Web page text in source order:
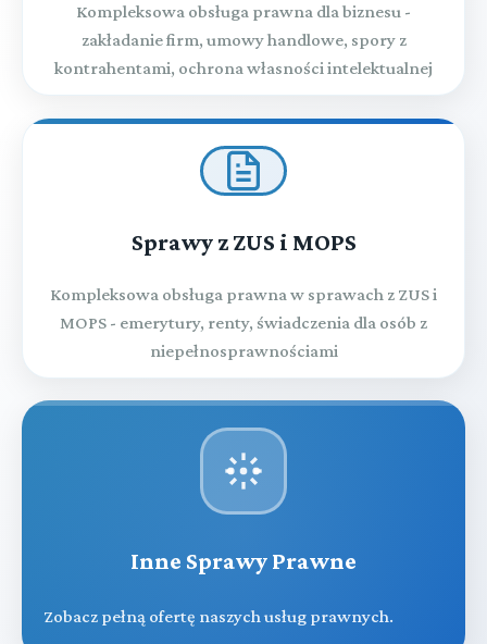
Kompleksowa obsługa prawna dla biznesu -
zakładanie firm, umowy handlowe, spory z
kontrahentami, ochrona własności intelektualnej
Sprawy z ZUS i MOPS
Kompleksowa obsługa prawna w sprawach z ZUS i
MOPS - emerytury, renty, świadczenia dla osób z
niepełnosprawnościami
Inne Sprawy Prawne
Zobacz pełną ofertę naszych usług prawnych.